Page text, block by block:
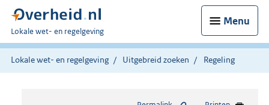
Menu
U
bent
hier:
Lokale wet- en regelgeving
Lokale wet- en regelgeving Uitgebreid zoeken Regeling